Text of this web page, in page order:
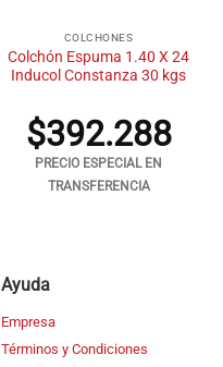
COLCHONES
Colchón Espuma 1.40 X 24
Inducol Constanza 30 kgs
$392.288
PRECIO ESPECIAL EN
TRANSFERENCIA
Ayuda
Empresa
Términos y Condiciones